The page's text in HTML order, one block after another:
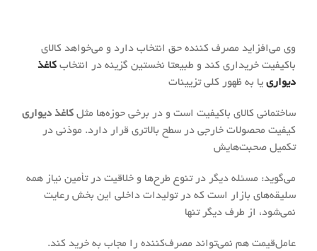
وی می‌افزاید مصرف کننده حق انتخاب دارد و می‌خواهد کالای
باکیفیت خریداری کند و طبیعتا نخستین گزینه در انتخاب کاغذ
دیواری یا به ظهور کلی تزیینات
ساختمانی کالای باکیفیت است و در برخی حوزه‌ها مثل کاغذ دیواری
کیفیت محصولات خارجی در سطح بالاتری قرار دارد. موذنی در
تکمیل صحبت‌هایش
می‌گوید: مسئله دیگر در تنوع طرح‌ها و خلاقیت در تأمین نیاز همه
سلیقه‌های بازار است که در تولیدات داخلی این بخش رعایت
نمی‌شود، از طرف دیگر تنها
عامل‌قیمت هم نمی‌تواند مصرف‌کننده را مجاب به خرید کند.